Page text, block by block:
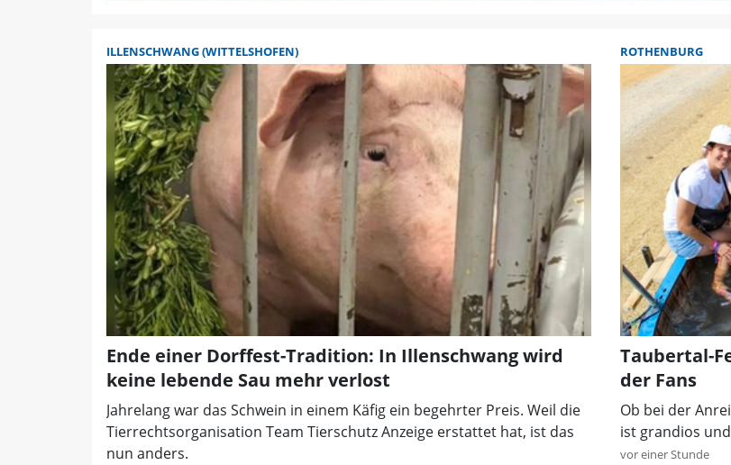
ILLENSCHWANG (WITTELSHOFEN)
Ende einer Dorffest-Tradition: In Illenschwang wird
keine lebende Sau mehr verlost
Jahrelang war das Schwein in einem Käfig ein begehrter Preis. Weil die
Tierrechtsorganisation Team Tierschutz Anzeige erstattet hat, ist das
nun anders.
ROTHENBURG
Taubertal-
der Fans
Ob bei der
ist grandios
vor einer Stunde